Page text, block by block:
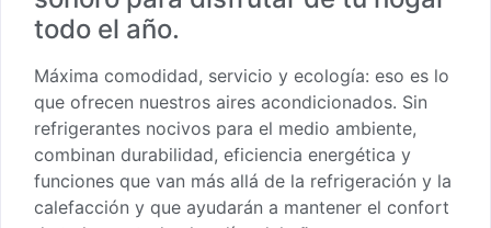
todo el año.
Máxima comodidad, servicio y ecología: eso es lo
que ofrecen nuestros aires acondicionados. Sin
refrigerantes nocivos para el medio ambiente,
combinan durabilidad, eficiencia energética y
funciones que van más allá de la refrigeración y la
calefacción y que ayudarán a mantener el confort